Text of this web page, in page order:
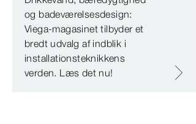
og badeværelsesdesign:
Viega-magasinet tilbyder et
bredt udvalg af indblik i
installationsteknikkens
verden. Læs det nu!